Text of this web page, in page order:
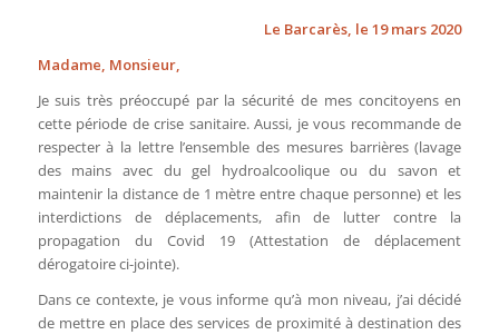
Le Barcarès, le 19 mars 2020
Madame, Monsieur,
Je suis très préoccupé par la sécurité de mes concitoyens en
cette période de crise sanitaire. Aussi, je vous recommande de
respecter à la lettre l’ensemble des mesures barrières (lavage
des mains avec du gel hydroalcoolique ou du savon et
maintenir la distance de 1 mètre entre chaque personne) et les
interdictions de déplacements, afin de lutter contre la
propagation du Covid 19 (Attestation de déplacement
dérogatoire ci-jointe).
Dans ce contexte, je vous informe qu’à mon niveau, j’ai décidé
de mettre en place des services de proximité à destination des